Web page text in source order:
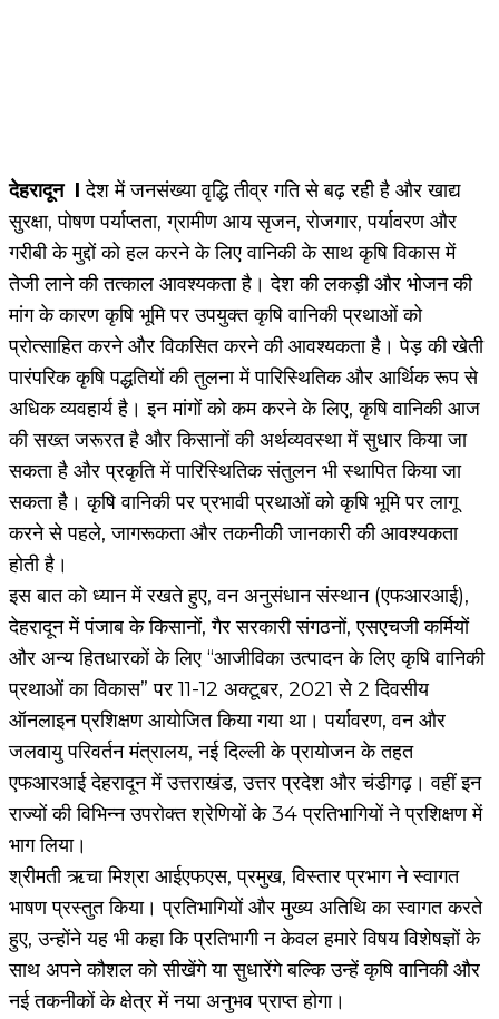
देहरादून Iदेश में जनसंख्या वृद्धि तीव्र गति से बढ़ रही है और खाद्य
सुरक्षा, पोषण पर्याप्तता, ग्रामीण आय सृजन, रोजगार, पर्यावरण और
गरीबी के मुद्दों को हल करने के लिए वानिकी के साथ कृषि विकास में
तेजी लाने की तत्काल आवश्यकता है। देश की लकड़ी और भोजन की
मांग के कारण कृषि भूमि पर उपयुक्त कृषि वानिकी प्रथाओं को
प्रोत्साहित करने और विकसित करने की आवश्यकता है। पेड़ की खेती
पारंपरिक कृषि पद्धतियों की तुलना में पारिस्थितिक और आर्थिक रूप से
अधिक व्यवहार्य है। इन मांगों को कम करने के लिए, कृषि वानिकी आज
की सख्त जरूरत है और किसानों की अर्थव्यवस्था में सुधार किया जा
सकता है और प्रकृति में पारिस्थितिक संतुलन भी स्थापित किया जा
सकता है। कृषि वानिकी पर प्रभावी प्रथाओं को कृषि भूमि पर लागू
करने से पहले, जागरूकता और तकनीकी जानकारी की आवश्यकता
होती है।
इस बात को ध्यान में रखते हुए, वन अनुसंधान संस्थान (एफआरआई),
देहरादून में पंजाब के किसानों, गैर सरकारी संगठनों, एसएचजी कर्मियों
और अन्य हितधारकों के लिए “आजीविका उत्पादन के लिए कृषि वानिकी
प्रथाओं का विकास” पर 11-12 अक्टूबर, 2021 से 2 दिवसीय
ऑनलाइन प्रशिक्षण आयोजित किया गया था। पर्यावरण, वन और
जलवायु परिवर्तन मंत्रालय, नई दिल्ली के प्रायोजन के तहत
एफआरआई देहरादून में उत्तराखंड, उत्तर प्रदेश और चंडीगढ़। वहीं इन
राज्यों की विभिन्न उपरोक्त श्रेणियों के 34 प्रतिभागियों ने प्रशिक्षण में
भाग लिया।
श्रीमती ऋचा मिश्रा आईएफएस, प्रमुख, विस्तार प्रभाग ने स्वागत
भाषण प्रस्तुत किया। प्रतिभागियों और मुख्य अतिथि का स्वागत करते
हुए, उन्होंने यह भी कहा कि प्रतिभागी न केवल हमारे विषय विशेषज्ञों के
साथ अपने कौशल को सीखेंगे या सुधारेंगे बल्कि उन्हें कृषि वानिकी और
नई तकनीकों के क्षेत्र में नया अनुभव प्राप्त होगा।